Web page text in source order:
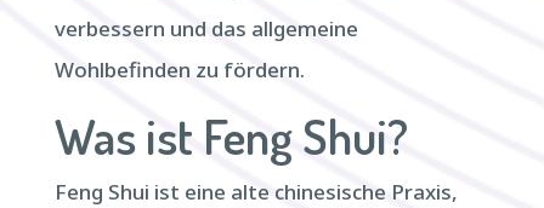
verbessern und das allgemeine
Wohlbefinden zu fördern.
Was ist Feng Shui?
Feng Shui ist eine alte chinesische Praxis,